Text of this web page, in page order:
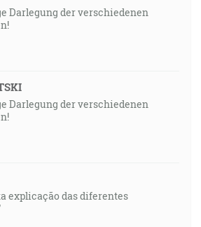
Darlegung der verschiedenen
Darlegung der verschiedenen
explicação das diferentes